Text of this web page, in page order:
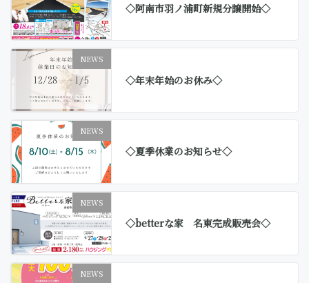
◇阿南市羽ノ浦町新規分譲開始◇
NEWS
◇年末年始のお休み◇
NEWS
◇夏季休業のお知らせ◇
NEWS
◇betterな家 名東完成販売会◇
NEWS